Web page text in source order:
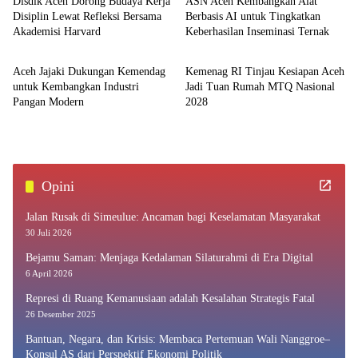
Disiplin Lewat Refleksi Bersama
Akademisi Harvard
Berbasis AI untuk Tingkatkan
Keberhasilan Inseminasi Ternak
Aceh
Aceh Jajaki Dukungan Kemendag
untuk Kembangkan Industri
Pangan Modern
Aceh
Kemenag RI Tinjau Kesiapan Aceh
Jadi Tuan Rumah MTQ Nasional
2028
Opini
Jalan Rusak di Simeulue: Ancaman bagi Keselamatan Masyarakat
30 Juli 2026
Bejamu Saman: Menjaga Kedalaman Silaturahmi di Era Digital
6 April 2026
Represi di Ruang Kemanusiaan adalah Kesalahan Strategis Fatal
26 Desember 2025
Bantuan, Negara, dan Krisis: Membaca Pertemuan Wali Nanggroe–
Konsul AS dari Perspektif Ekonomi Politik